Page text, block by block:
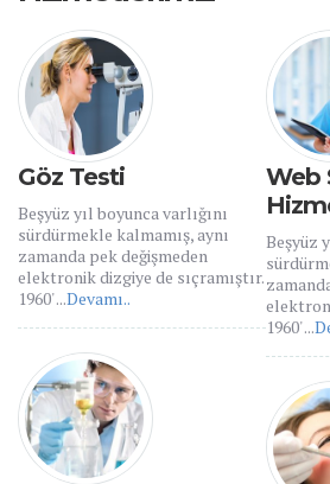
Göz Testi
Beşyüz yıl boyunca varlığını
sürdürmekle kalmamış, aynı
zamanda pek değişmeden
elektronik dizgiye de sıçramıştır.
1960' ...Devamı..
Web
Beşyüz
1960' ...